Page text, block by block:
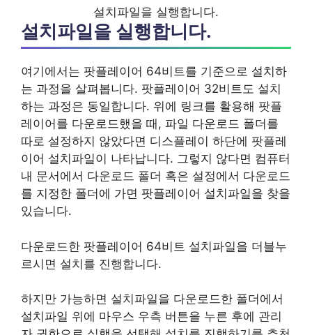
설치파일을 실행합니다.
설치파일을 실행합니다.
여기에서는 팟플레이어 64비트를 기준으로 설치하
는 과정을 살펴봅니다. 팟플레이어 32비트도 설치
하는 과정은 동일합니다. 위에 링크를 활용해 팟플
레이어를 다운로드했을 때, 파일 다운로드 폴더를
따로 설정하지 않았다면 디스플레이 하단에 팟플레
이어 설치파일이 나타납니다. 그렇지 않다면 컴퓨터
내 문서에서 다운로드 폴더 혹은 설정에서 다운로드
를 지정한 폴더에 가면 팟플레이어 설치파일을 찾을
있습니다.
다운로드한 팟플레이어 64비트 설치파일을 더블누
르시면 설치를 진행합니다.
하지만 가능하면 설치파일을 다운로드한 폴더에서
설치파일 위에 마우스 우측 버튼을 누른 후에 관리